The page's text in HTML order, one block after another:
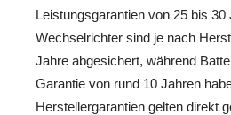
Leistungsgarantien von 25 bis 30
Wechselrichter sind je nach
Jahre abgesichert, während
Garantie von rund 10 Jahren
Herstellergarantien gelten direkt